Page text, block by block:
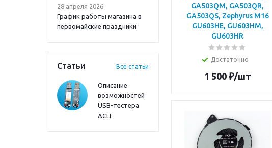
28 апреля 2026
График работы магазина в
первомайские праздники
Статьи Все статьи
Описание
возможностей
USB-тестера
АСЦ
GA503QM, GA503QR,
GA503QS, Zephyrus M16
GU603HE, GU603HM,
GU603HR
Достаточно
1 500₽/шт